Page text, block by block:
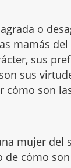
o
mamás
sus
sus
cómo son
mujer del
de cómo